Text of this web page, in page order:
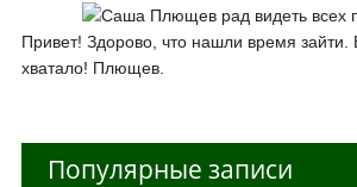
Привет! Здорово, что нашли время зайти.
хватало! Плющев.
Популярные записи